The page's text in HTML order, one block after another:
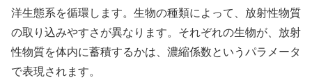
洋生態系を循環します。生物の種類によって、放射性物質
の取り込みやすさが異なります。それぞれの生物が、放射
性物質を体内に蓄積するかは、濃縮係数というパラメータ
で表現されます。